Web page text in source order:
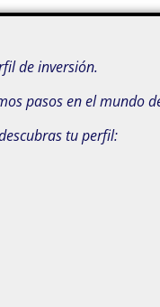
de inversión.
pasos en el mundo
tu perfil: